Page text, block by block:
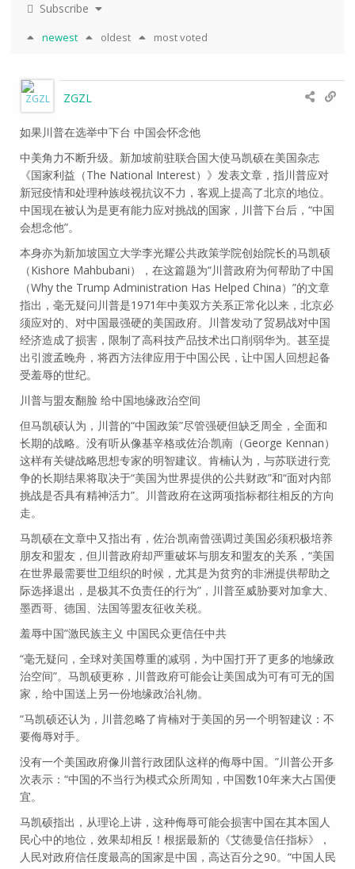
Subscribe
newest oldest most voted
ZGZL
如果川普在选举中下台 中国会怀念他
中美角力不断升级。新加坡前驻联合国大使马凯硕在美国杂志
《国家利益（The National Interest）》发表文章，指川普应对
新冠疫情和处理种族歧视抗议不力，客观上提高了北京的地位。
中国现在被认为是更有能力应对挑战的国家，川普下台后，“中国
会想念他”。
本身亦为新加坡国立大学李光耀公共政策学院创始院长的马凯硕
（Kishore Mahbubani），在这篇题为“川普政府为何帮助了中国
（Why the Trump Administration Has Helped China）”的文章
指出，毫无疑问川普是1971年中美双方关系正常化以来，北京必
须应对的、对中国最强硬的美国政府。川普发动了贸易战对中国
经济造成了损害，限制了高科技产品技术出口削弱华为。甚至提
出引渡孟晚舟，将西方法律应用于中国公民，让中国人回想起备
受羞辱的世纪。
川普与盟友翻脸 给中国地缘政治空间
但马凯硕认为，川普的“中国政策”尽管强硬但缺乏周全，全面和
长期的战略。没有听从像基辛格或佐治·凯南（George Kennan）
这样有关键战略思想专家的明智建议。肯楠认为，与苏联进行竞
争的长期结果将取决于“美国为世界提供的公共财政”和“面对内部
挑战是否具有精神活力”。川普政府在这两项指标都往相反的方向
走。
马凯硕在文章中又指出有，佐治·凯南曾强调过美国必须积极培养
朋友和盟友，但川普政府却严重破坏与朋友和盟友的关系，“美国
在世界最需要世卫组织的时候，尤其是为贫穷的非洲提供帮助之
际选择退出，是极其不负责任的行为”，川普至威胁要对加拿大、
墨西哥、德国、法国等盟友征收关税。
羞辱中国”激民族主义 中国民众更信任中共
“毫无疑问，全球对美国尊重的减弱，为中国打开了更多的地缘政
治空间”。马凯硕更称，川普政府可能会让美国成为可有可无的国
家，给中国送上另一份地缘政治礼物。
“马凯硕还认为，川普忽略了肯楠对于美国的另一个明智建议：不
要侮辱对手。
没有一个美国政府像川普行政团队这样的侮辱中国。”川普公开多
次表示：“中国的不当行为模式众所周知，中国数10年来大占国便
宜。
马凯硕指出，从理论上讲，这种侮辱可能会损害中国在其本国人
民心中的地位，效果却相反！根据最新的《艾德曼信任指标》，
人民对政府信任度最高的国家是中国，高达百分之90。“中国人民